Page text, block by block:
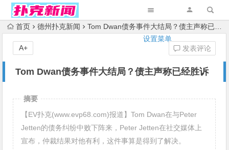
设置菜单
首页 德州扑克新闻 Tom Dwan债务事件大结局？债主声称已经胜诉
Tom Dwan债务事件大结局？债主声称已经胜诉
发表评论
A+
摘要
【EV扑克(www.evp68.com)报道】Tom Dwan在与Peter
Jetten的债务纠纷中败下阵来，Peter Jetten在社交媒体上
宣布，仲裁结果对他有利，这件事算是得到了解决。